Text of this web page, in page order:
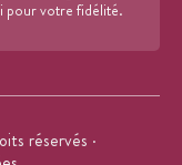
pour votre fidélité.
réservés ·